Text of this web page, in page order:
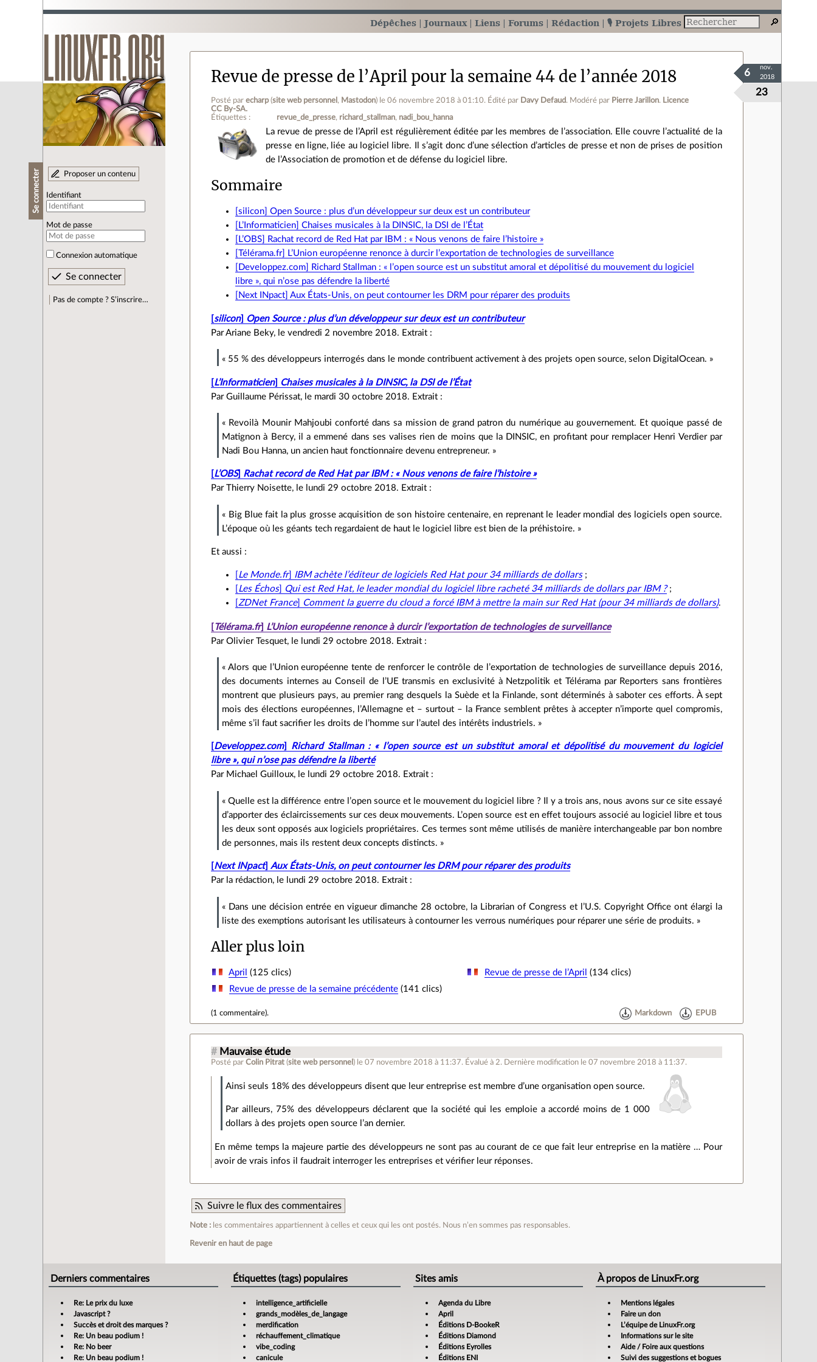
Dépêches Journaux Liens Forums Rédaction 🎙️ Projets Libres
Se connecter Proposer un contenu
Identifiant
Mot de passe
Connexion automatique
Pas de compte ? S’inscrire…
Revue de presse de l’April pour la semaine 44 de l’année 2018
Posté parecharp(site web personnel , Mastodon) le 06 novembre 2018 à 01:10. Édité par Davy Defaud. Modéré par Pierre Jarillon. Licence
CC By‑SA.
Étiquettes :
revue_de_presse richard_stallman nadi_bou_hanna
23
6
nov.
2018
La revue de presse de l’April est régulièrement éditée par les membres de l’association. Elle couvre l’actualité de la
presse en ligne, liée au logiciel libre. Il s’agit donc d’une sélection d’articles de presse et non de prises de position
de l’Association de promotion et de défense du logiciel libre.
Sommaire
[silicon] Open Source : plus d’un développeur sur deux est un contributeur
[L’Informaticien] Chaises musicales à la DINSIC, la DSI de l’État
[L’OBS] Rachat record de Red Hat par IBM : « Nous venons de faire l’histoire »
[Télérama.fr] L’Union européenne renonce à durcir l’exportation de technologies de surveillance
[Developpez.com] Richard Stallman : « l’open source est un substitut amoral et dépolitisé du mouvement du logiciel
libre », qui n’ose pas défendre la liberté
[Next INpact] Aux États‐Unis, on peut contourner les DRM pour réparer des produits
[silicon]
Open Source : plus d’un développeur sur deux est un contributeur
Par Ariane Beky, le vendredi 2 novembre 2018. Extrait :
« 55 % des développeurs interrogés dans le monde contribuent activement à des projets open source, selon DigitalOcean. »
[L’Informaticien] Chaises musicales à la DINSIC, la DSI de l’État
Par Guillaume Périssat, le mardi 30 octobre 2018. Extrait :
« Revoilà Mounir Mahjoubi conforté dans sa mission de grand patron du numérique au gouvernement. Et quoique passé de
Matignon à Bercy, il a emmené dans ses valises rien de moins que la DINSIC, en profitant pour remplacer Henri Verdier par
Nadi Bou Hanna, un ancien haut fonctionnaire devenu entrepreneur. »
L’OBS] Rachat record de Red Hat par IBM : « Nous venons de faire l’histoire »
Par Thierry Noisette, le lundi 29 octobre 2018. Extrait :
« Big Blue fait la plus grosse acquisition de son histoire centenaire, en reprenant le leader mondial des logiciels open source.
L’époque où les géants tech regardaient de haut le logiciel libre est bien de la préhistoire. »
Et aussi :
Le Monde.fr] IBM achète l’éditeur de logiciels Red Hat pour 34 milliards de dollars;
Les Échos] Qui est Red Hat, le leader mondial du logiciel libre racheté 34 milliards de dollars par IBM ?;
[ZDNet France] Comment la guerre du cloud a forcé IBM à mettre la main sur Red Hat (pour 34 milliards de dollars).
[Télérama.fr] L’Union européenne renonce à durcir l’exportation de technologies de surveillance
Par Olivier Tesquet, le lundi 29 octobre 2018. Extrait :
« Alors que l’Union européenne tente de renforcer le contrôle de l’exportation de technologies de surveillance depuis 2016,
des documents internes au Conseil de l’UE transmis en exclusivité à Netzpolitik et Télérama par Reporters sans frontières
montrent que plusieurs pays, au premier rang desquels la Suède et la Finlande, sont déterminés à saboter ces efforts. À sept
mois des élections européennes, l’Allemagne et – surtout – la France semblent prêtes à accepter n’importe quel compromis,
même s’il faut sacrifier les droits de l’homme sur l’autel des intérêts industriels. »
Developpez.com] Richard Stallman : « l’open source est un substitut amoral et dépolitisé du mouvement du logiciel
libre », qui n’ose pas défendre la liberté
Par Michael Guilloux, le lundi 29 octobre 2018. Extrait :
« Quelle est la différence entre l’open source et le mouvement du logiciel libre ? Il y a trois ans, nous avons sur ce site essayé
d’apporter des éclaircissements sur ces deux mouvements. L’open source est en effet toujours associé au logiciel libre et tous
les deux sont opposés aux logiciels propriétaires. Ces termes sont même utilisés de manière interchangeable par bon nombre
de personnes, mais ils restent deux concepts distincts. »
Next INpact]Aux États‐Unis, on peut contourner les DRM pour réparer des produits
Par la rédaction, le lundi 29 octobre 2018. Extrait :
« Dans une décision entrée en vigueur dimanche 28 octobre, la Librarian of Congress et l’U.S. Copyright Office ont élargi la
liste des exemptions autorisant les utilisateurs à contourner les verrous numériques pour réparer une série de produits. »
Aller plus loin
April (125 clics) Revue de presse de l’April (134 clics)
Revue de presse de la semaine précédente(141 clics)
(1 commentaire). Markdown EPUB
# Mauvaise étude
Posté parColin Pitrat (site web personnel ) le 07 novembre 2018 à 11:37. Évalué à2. Dernière modification le 07 novembre 2018 à 11:37.
Ainsi seuls 18% des développeurs disent que leur entreprise est membre d’une organisation open source.
Par ailleurs, 75% des développeurs déclarent que la société qui les emploie a accordé moins de 1 000
dollars à des projets open source l’an dernier.
En même temps la majeure partie des développeurs ne sont pas au courant de ce que fait leur entreprise en la matière … Pour
avoir de vrais infos il faudrait interroger les entreprises et vérifier leur réponses.
Suivre le flux des commentaires
Note : les commentaires appartiennent à celles et ceux qui les ont postés. Nous n’en sommes pas responsables.
Revenir en haut de page
Derniers commentaires
Re: Le prix du luxe
Javascript ?
Succès et droit des marques ?
Re: Un beau podium !
Re: No beer
Re: Un beau podium !
Étiquettes (tags) populaires
intelligence_artificielle
grands_modèles_de_langage
merdification
réchauffement_climatique
vibe_coding
canicule
Sites amis
Agenda du Libre
April
Éditions D-BookeR
Éditions Diamond
Éditions Eyrolles
Éditions ENI
À propos de LinuxFr.org
Mentions légales
Faire un don
L’équipe de LinuxFr.org
Informations sur le site
Aide / Foire aux questions
Suivi des suggestions et bogues